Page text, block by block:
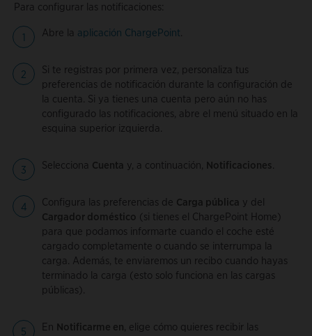
Para configurar las notificaciones:
Abre la aplicación ChargePoint.
Si te registras por primera vez, personaliza tus
preferencias de notificación durante la configuración de
la cuenta. Si ya tienes una cuenta pero aún no has
configurado las notificaciones, abre el menú situado en la
esquina superior izquierda.
Selecciona Cuenta y, a continuación, Notificaciones.
Configura las preferencias de Carga pública y del
Cargador doméstico (si tienes el ChargePoint Home)
para que podamos informarte cuando el coche esté
cargado completamente o cuando se interrumpa la
carga. Además, te enviaremos un recibo cuando hayas
terminado la carga (esto solo funciona en las cargas
públicas).
En Notificarme en, elige cómo quieres recibir las